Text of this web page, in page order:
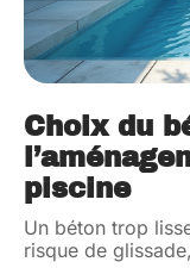
Choix du
piscine
Un béton trop
risque de glissade,